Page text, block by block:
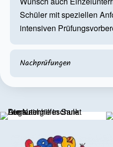
Schüler mit speziellen
intensiven
Nachprüfungen